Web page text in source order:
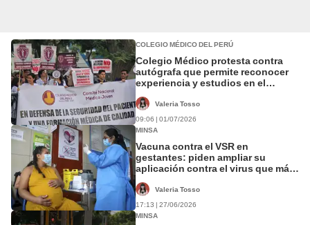
COLEGIO MÉDICO DEL PERÚ
Colegio Médico protesta contra
autógrafa que permite reconocer
experiencia y estudios en el
Valeria Tosso
09:06 | 01/07/2026
MINSA
Vacuna contra el VSR en
gestantes: piden ampliar su
aplicación contra el virus que más
Valeria Tosso
17:13 | 27/06/2026
MINSA